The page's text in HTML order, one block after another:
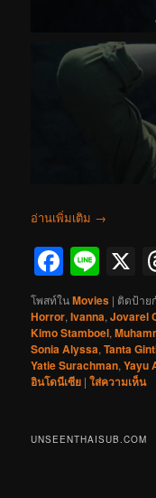
อ่านเพิ่มเติม →
Line
X
โพสท์ในMovies | ติดป้าย
Horror,Ivanna,Jovarel
Kimo Stamboel,
Sonia Alyssa,Tanta
Yatie Surachman,Yayu
อินโดนีเซีย |ใส่ความเห็น
UNSEENTHAISUB.COM